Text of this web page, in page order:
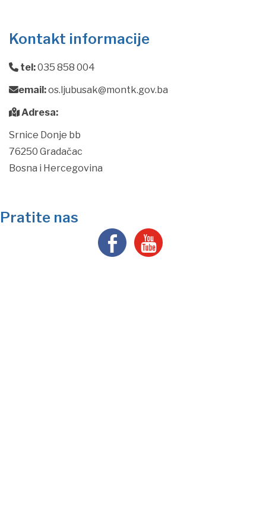
Kontakt informacije
tel:035 858 004
email:os.ljubusak@montk.gov.ba
Adresa:
Srnice Donje bb
76250 Gradačac
Bosna i Hercegovina
Pratite nas